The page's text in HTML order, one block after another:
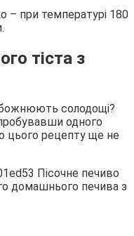
– при температурі 180
тіста з
солодощі?
одного
цього рецепту ще не